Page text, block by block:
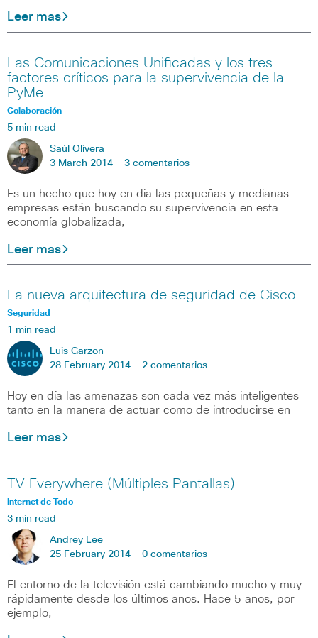
Leer mas
Las Comunicaciones Unificadas y los tres
factores críticos para la supervivencia de la
PyMe
Colaboración
5 min read
Saúl Olivera
3 March 2014 - 3 comentarios
Es un hecho que hoy en día las pequeñas y medianas
empresas están buscando su supervivencia en esta
economía globalizada,
Leer mas
La nueva arquitectura de seguridad de Cisco
Seguridad
1 min read
Luis Garzon
28 February 2014 - 2 comentarios
Hoy en día las amenazas son cada vez más inteligentes
tanto en la manera de actuar como de introducirse en
Leer mas
TV Everywhere (Múltiples Pantallas)
Internet de Todo
3 min read
Andrey Lee
25 February 2014 - 0 comentarios
El entorno de la televisión está cambiando mucho y muy
rápidamente desde los últimos años. Hace 5 años, por
ejemplo,